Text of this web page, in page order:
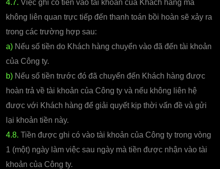
4.7. Việc ghi có tiền vào tài khoản của Khách hàng mà
không liên quan trực tiếp đến thanh toán bồi hoàn sẽ xảy ra
trong các trường hợp sau:
a) Nếu số tiền do Khách hàng chuyển vào đã đến tài khoản
của Công ty.
b) Nếu số tiền trước đó đã chuyển đến Khách hàng được
hoàn trả về tài khoản của Công ty và nếu không liên hệ
được với Khách hàng để giải quyết kịp thời vấn đề và gửi
lại khoản tiền này.
4.8. Tiền được ghi có vào tài khoản của Công ty trong vòng
1 (một) ngày làm việc sau ngày mà tiền được nhận vào tài
khoản của Công ty.